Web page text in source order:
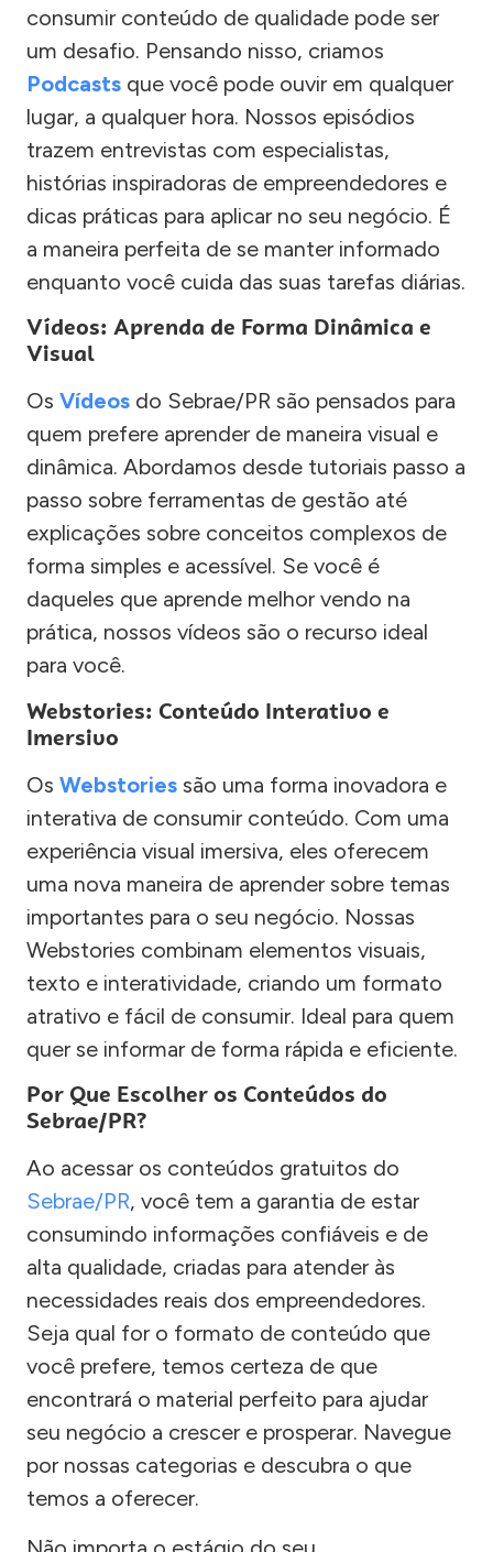
consumir conteúdo de qualidade pode ser
um desafio. Pensando nisso, criamos
Podcasts que você pode ouvir em qualquer
lugar, a qualquer hora. Nossos episódios
trazem entrevistas com especialistas,
histórias inspiradoras de empreendedores e
dicas práticas para aplicar no seu negócio. É
a maneira perfeita de se manter informado
enquanto você cuida das suas tarefas diárias.
Vídeos: Aprenda de Forma Dinâmica e
Visual
Os Vídeos do Sebrae/PR são pensados para
quem prefere aprender de maneira visual e
dinâmica. Abordamos desde tutoriais passo a
passo sobre ferramentas de gestão até
explicações sobre conceitos complexos de
forma simples e acessível. Se você é
daqueles que aprende melhor vendo na
prática, nossos vídeos são o recurso ideal
para você.
Webstories: Conteúdo Interativo e
Imersivo
Os Webstories são uma forma inovadora e
interativa de consumir conteúdo. Com uma
experiência visual imersiva, eles oferecem
uma nova maneira de aprender sobre temas
importantes para o seu negócio. Nossas
Webstories combinam elementos visuais,
texto e interatividade, criando um formato
atrativo e fácil de consumir. Ideal para quem
quer se informar de forma rápida e eficiente.
Por Que Escolher os Conteúdos do
Sebrae/PR?
Ao acessar os conteúdos gratuitos do
Sebrae/PR, você tem a garantia de estar
consumindo informações confiáveis e de
alta qualidade, criadas para atender às
necessidades reais dos empreendedores.
Seja qual for o formato de conteúdo que
você prefere, temos certeza de que
encontrará o material perfeito para ajudar
seu negócio a crescer e prosperar. Navegue
por nossas categorias e descubra o que
temos a oferecer.